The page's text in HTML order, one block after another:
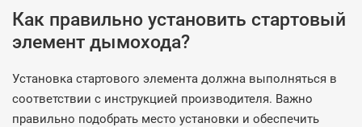
Как правильно установить стартовый
элемент дымохода?
Установка стартового элемента должна выполняться в
соответствии с инструкцией производителя. Важно
правильно подобрать место установки и обеспечить